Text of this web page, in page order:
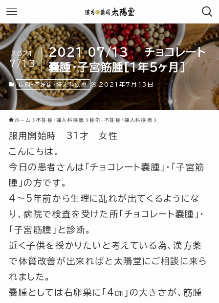
2021 07/13 チョコレート
嚢腫・子宮筋腫[1年5ヶ月]
2021
7/13
症例-不妊症・婦人科疾患 2021年7月13日
ホーム 不妊症・婦人科疾患 症例-不妊症・婦人科疾患
服用開始時 31才 女性
こんにちは。
今日の患者さんは
「チョコレート嚢腫」 ・
「子宮筋
腫」 の方です。
4～5年前から生理に乱れが出てくるようにな
り、病院で検査を受けた所 「チョコレート嚢腫」 ・
「子宮筋腫」 と診断。
近く子供を授かりたいと考えている為、漢方薬
で体質改善が出来ればと太陽堂にご相談に来ら
れました。
嚢腫としては右卵巣に
「4㎝」 の大きさが、筋腫